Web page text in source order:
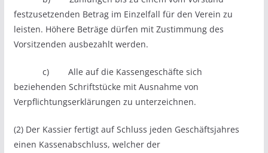
festzusetzenden Betrag im Einzelfall für den Verein zu
leisten. Höhere Beträge dürfen mit Zustimmung des
Vorsitzenden ausbezahlt werden.
c) Alle auf die Kassengeschäfte sich
beziehenden Schriftstücke mit Ausnahme von
Verpflichtungserklärungen zu unterzeichnen.
(2) Der Kassier fertigt auf Schluss jeden Geschäftsjahres
einen Kassenabschluss, welcher der